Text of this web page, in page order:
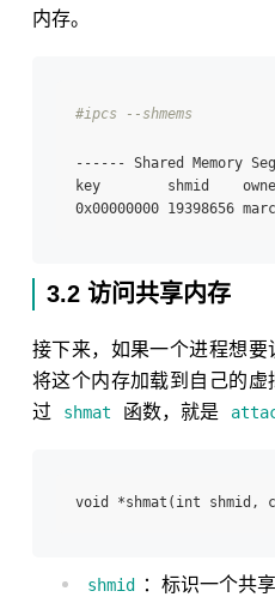
内存。
#ipcs --shmems
------ Shared Memory
key        shmid
3.2 访问共享内存
接下来，如果一个进程想
将这个内存加载到自己的
过
shmat 函数，就是
shmid ：标识一个共